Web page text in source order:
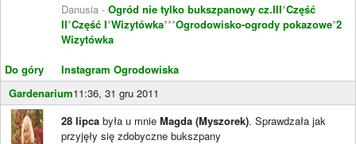
Do góry
Danusia - Ogród nie tylko bukszpanowy cz.III*Część
II*Część I*Wizytówka***Ogrodowisko-ogrody pokazowe*2
Wizytówka
Instagram Ogrodowiska
Gardenarium11:36, 31 gru 2011
28 lipca była u mnie Magda (Myszorek). Sprawdzała jak
przyjęły się zdobyczne bukszpany